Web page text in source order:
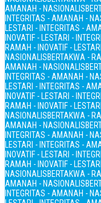
AMANAH - NASIONALIS
INTEGRITAS - AMANAH -
LESTARI - INTEGRITAS -
INOVATIF - LESTARI -
RAMAH - INOVATIF -
NASIONALISBERTAKWA -
AMANAH - NASIONALIS
INTEGRITAS - AMANAH -
LESTARI - INTEGRITAS -
INOVATIF - LESTARI -
RAMAH - INOVATIF -
NASIONALISBERTAKWA -
AMANAH - NASIONALIS
INTEGRITAS - AMANAH -
LESTARI - INTEGRITAS -
INOVATIF - LESTARI -
RAMAH - INOVATIF -
NASIONALISBERTAKWA -
AMANAH - NASIONALIS
INTEGRITAS - AMANAH -